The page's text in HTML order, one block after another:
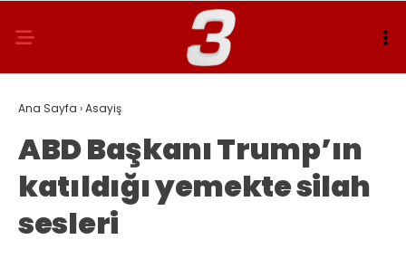
Ana Sayfa ›Asayiş
ABD Başkanı Trump’ın
katıldığı yemekte silah
sesleri